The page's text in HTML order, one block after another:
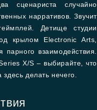
сценариста случайно
нарративов. Звучит
Детище студии
крылом Electronic Arts,
парного взаимодействия.
X/S – выбирайте, что
делать нечего.